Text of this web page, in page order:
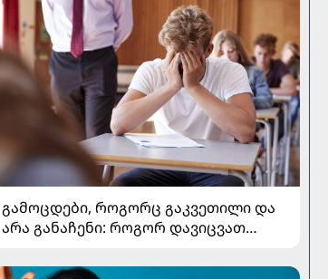
გამოცდები, როგორც გაკვეთილი და
არა განაჩენი: როგორ დავიცვათ
მომავალი